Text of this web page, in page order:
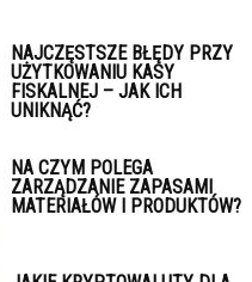
NAJCZĘSTSZE BŁĘDY PRZY
UŻYTKOWANIU KASY
FISKALNEJ – JAK ICH
UNIKNĄĆ?
NA CZYM POLEGA
ZARZĄDZANIE ZAPASAMI
MATERIAŁÓW I PRODUKTÓW?